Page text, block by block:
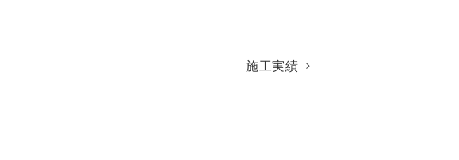
施工実績